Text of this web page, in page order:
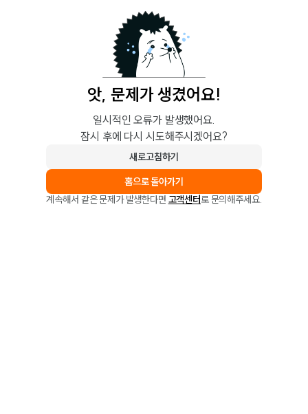
앗, 문제가 생겼어요!
일시적인 오류가 발생했어요.
잠시 후에 다시 시도해주시겠어요?
새로고침하기
홈으로 돌아가기
계속해서 같은 문제가 발생한다면 고객센터로 문의해주세요.